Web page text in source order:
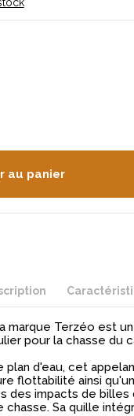
au panier
marque Terzéo est
pour la chasse du
d'eau, cet
flottabilité ainsi
des impacts de billes
Sa quille